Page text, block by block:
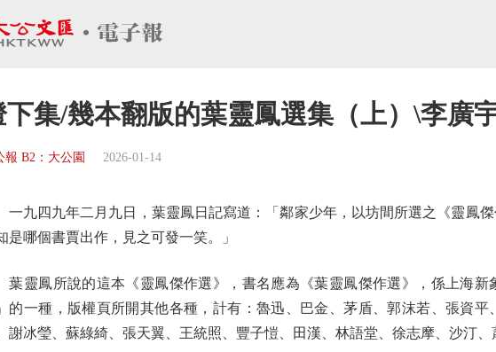
下集/幾本翻版的葉靈鳳選集（上）\李廣
報 B2：大公園 2026-01-14
四九年二月九日，葉靈鳳日記寫道：「鄰家少年，以坊間所選之《靈鳳傑
是哪個書賈出作，見之可發一笑。」
鳳所說的這本《靈鳳傑作選》，書名應為《葉靈鳳傑作選》，係上海新
的一種，版權頁所開其他各種，計有：魯迅、巴金、茅盾、郭沫若、張資
謝冰瑩、蘇綠綺、張天翼、王統照、豐子愷、田漢、林語堂、徐志摩、沙汀、